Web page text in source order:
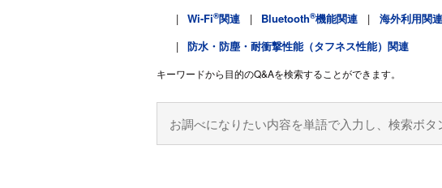
Wi-Fi®関連 Bluetooth®機能関連
海外利用関連
防水・防塵・耐衝撃性能（タフネス性能）関連
キーワードから目的のQ&Aを検索することができます。